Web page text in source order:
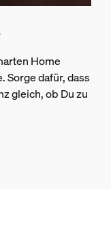
Home
Sorge dafür, dass
gleich, ob Du zu